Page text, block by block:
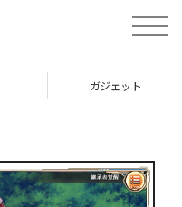
toggle
ガジェット